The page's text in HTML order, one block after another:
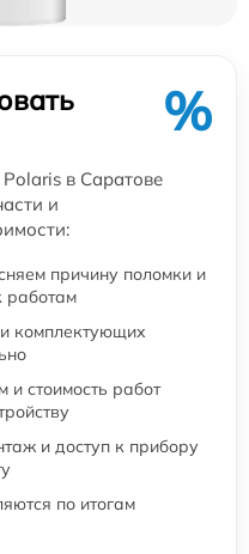
%
в Саратове
и
причину поломки и
работам
комплектующих
и стоимость работ
и доступ к прибору
по итогам